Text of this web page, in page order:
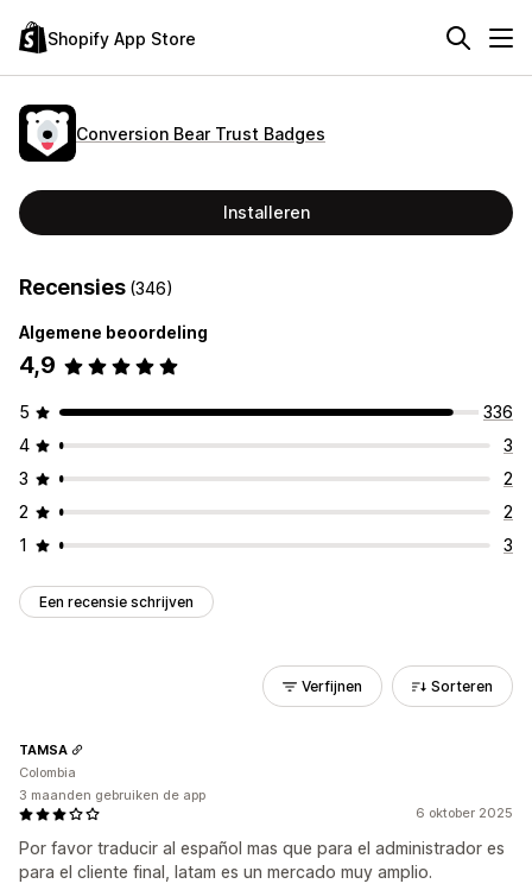
Shopify App Store
Conversion Bear Trust Badges
Installeren
Recensies (346)
Algemene beoordeling
4,9
5
336
4
3
3
2
2
2
1
3
Een recensie schrijven
Verfijnen Sorteren
6 oktober 2025
Por favor traducir al español mas que para el administrador es
para el cliente final, latam es un mercado muy amplio.
TAMSA
Colombia
3 maanden gebruiken de app